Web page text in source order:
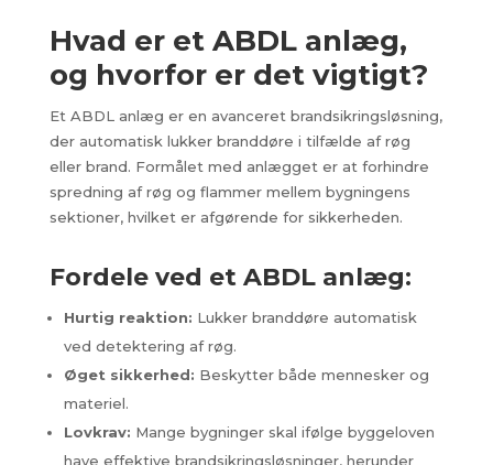
Hvad er et ABDL anlæg,
og hvorfor er det vigtigt?
Et ABDL anlæg er en avanceret brandsikringsløsning,
der automatisk lukker branddøre i tilfælde af røg
eller brand. Formålet med anlægget er at forhindre
spredning af røg og flammer mellem bygningens
sektioner, hvilket er afgørende for sikkerheden.
Fordele ved et ABDL anlæg:
Hurtig reaktion: Lukker branddøre automatisk
ved detektering af røg.
Øget sikkerhed: Beskytter både mennesker og
materiel.
Lovkrav: Mange bygninger skal ifølge byggeloven
have effektive brandsikringsløsninger, herunder